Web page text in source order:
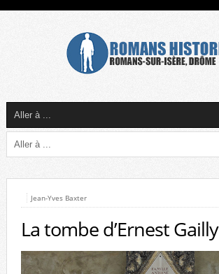
Jean-Yves Baxter
La tombe d’Ernest Gailly